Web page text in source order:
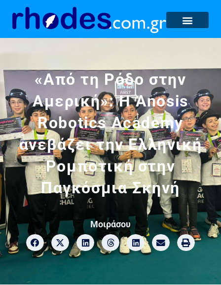
«Από τη Ρόδο στην
Αμερική»: Η Anosis
Robotics Academy
ανεβάζει την Ελληνική
Ρομποτική στην
Παγκόσμια Σκηνή
Μοιράσου